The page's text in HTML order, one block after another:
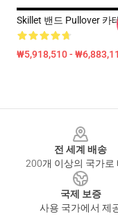
Skillet 밴드 Pullover 카
₩5,918,510 -
전 세계 배송
200개 이상의 국가로
국제 보증
사용 국가에서 제